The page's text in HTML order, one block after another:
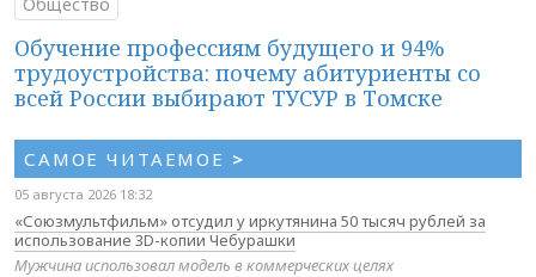
Обучение профессиям будущего и 94%
трудоустройства: почему абитуриенты со
всей России выбирают ТУСУР в Томске
САМОЕ ЧИТАЕМОЕ >
05 августа 2026 18:32
«Союзмультфильм» отсудил у иркутянина 50 тысяч рублей за
использование 3D-копии Чебурашки
Мужчина использовал модель в коммерческих целях